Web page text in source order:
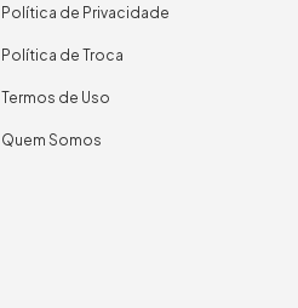
Política de Privacidade
Política de Troca
Termos de Uso
Quem Somos